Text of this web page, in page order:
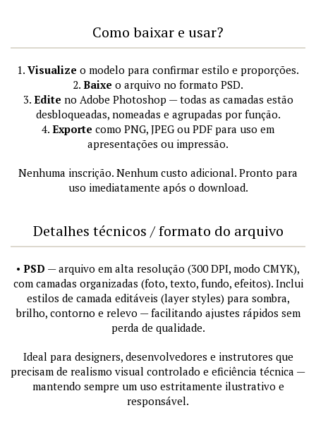
Como baixar e usar?
1. Visualize o modelo para confirmar estilo e proporções.
2. Baixe o arquivo no formato PSD.
3. Edite no Adobe Photoshop — todas as camadas estão
desbloqueadas, nomeadas e agrupadas por função.
4. Exporte como PNG, JPEG ou PDF para uso em
apresentações ou impressão.
Nenhuma inscrição. Nenhum custo adicional. Pronto para
uso imediatamente após o download.
Detalhes técnicos / formato do arquivo
• PSD — arquivo em alta resolução (300 DPI, modo CMYK),
com camadas organizadas (foto, texto, fundo, efeitos). Inclui
estilos de camada editáveis (layer styles) para sombra,
brilho, contorno e relevo — facilitando ajustes rápidos sem
perda de qualidade.
Ideal para designers, desenvolvedores e instrutores que
precisam de realismo visual controlado e eficiência técnica —
mantendo sempre um uso estritamente ilustrativo e
responsável.